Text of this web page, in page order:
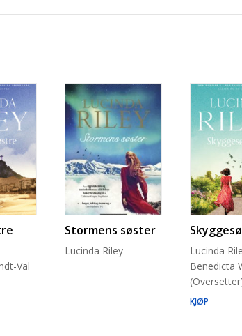
Val
Stormens søster
Lucinda Riley
Lucinda
Benedicta
KJØP